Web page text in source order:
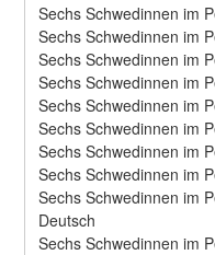
Sechs Schwedinnen im
Sechs Schwedinnen im
Sechs Schwedinnen im
Sechs Schwedinnen im
Sechs Schwedinnen im
Sechs Schwedinnen im
Sechs Schwedinnen im
Sechs Schwedinnen im
Sechs Schwedinnen im
Deutsch
Sechs Schwedinnen im